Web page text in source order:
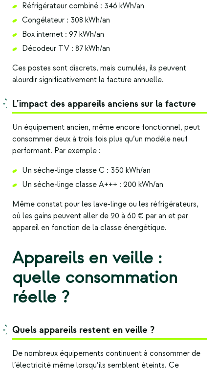
Réfrigérateur combiné : 346 kWh/an
Congélateur : 308 kWh/an
Box internet : 97 kWh/an
Décodeur TV : 87 kWh/an
Ces postes sont discrets, mais cumulés, ils peuvent
alourdir significativement la facture annuelle.
L’impact des appareils anciens sur la facture
Un équipement ancien, même encore fonctionnel, peut
consommer deux à trois fois plus qu’un modèle neuf
performant. Par exemple :
Un sèche-linge classe C : 350 kWh/an
Un sèche-linge classe A+++ : 200 kWh/an
Même constat pour les lave-linge ou les réfrigérateurs,
où les gains peuvent aller de 20 à 60 € par an et par
appareil en fonction de la classe énergétique.
Appareils en veille :
quelle consommation
réelle ?
Quels appareils restent en veille ?
De nombreux équipements continuent à consommer de
l’électricité même lorsqu’ils semblent éteints. Ce